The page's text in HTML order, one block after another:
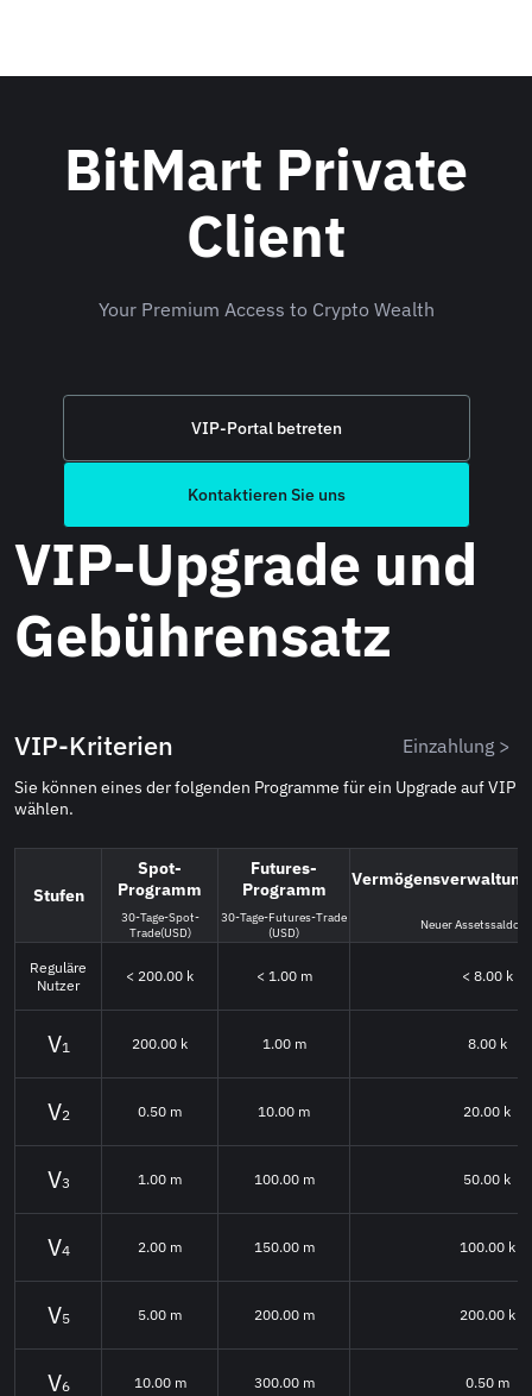
BitMart Private
Client
Your Premium Access to Crypto Wealth
VIP-Portal betreten
Kontaktieren Sie uns
VIP-Upgrade und
Gebührensatz
VIP-Kriterien Einzahlung >
Sie können eines der folgenden Programme für ein Upgrade auf VIP
wählen.
Stufen
Spot-
Programm
Futures-
Programm
30-Tage-Spot-
Trade(USD)
30-Tage-Futures-Trade
(USD)
Neuer Assetssaldo
Reguläre
Nutzer
< 200.00 k < 1.00 m < 8.00 k
1 200.00 k 1.00 m 8.00 k
2 0.50 m 10.00 m 20.00 k
3 1.00 m 100.00 m 50.00 k
4 2.00 m 150.00 m 100.00 k
5 5.00 m 200.00 m 200.00 k
6 10.00 m 300.00 m 0.50 m